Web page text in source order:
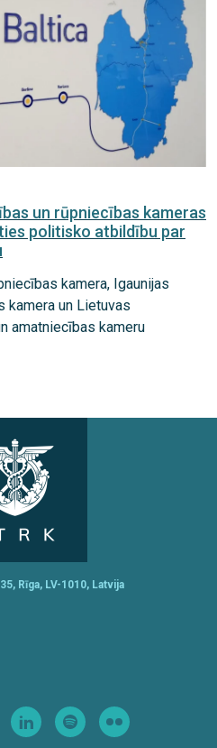
un rūpniecības kameras
politisko atbildību par
kamera, Igaunijas
kamera un Lietuvas
amatniecības kameru
Rīga, LV-1010, Latvija